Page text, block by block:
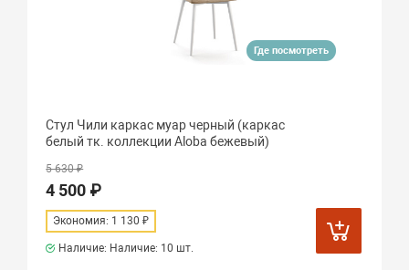
Где посмотреть
Стул Чили каркас муар черный (каркас
белый тк. коллекции Aloba бежевый)
5 630 ₽
4 500 ₽
Экономия: 1 130 ₽
Наличие: Наличие: 10 шт.